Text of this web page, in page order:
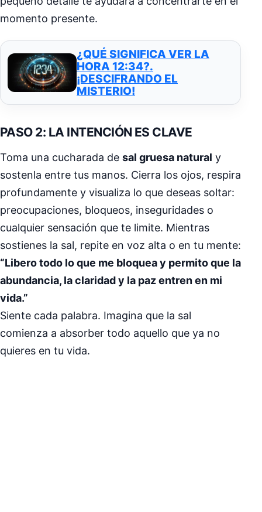
momento presente.
¿QUÉ SIGNIFICA VER LA
HORA 12:34?.
¡DESCIFRANDO EL
MISTERIO!
PASO 2: LA INTENCIÓN ES CLAVE
Toma una cucharada de sal gruesa natural y
sostenla entre tus manos. Cierra los ojos, respira
profundamente y visualiza lo que deseas soltar:
preocupaciones, bloqueos, inseguridades o
cualquier sensación que te limite. Mientras
sostienes la sal, repite en voz alta o en tu mente:
“Libero todo lo que me bloquea y permito que la
abundancia, la claridad y la paz entren en mi
vida.”
Siente cada palabra. Imagina que la sal
comienza a absorber todo aquello que ya no
quieres en tu vida.